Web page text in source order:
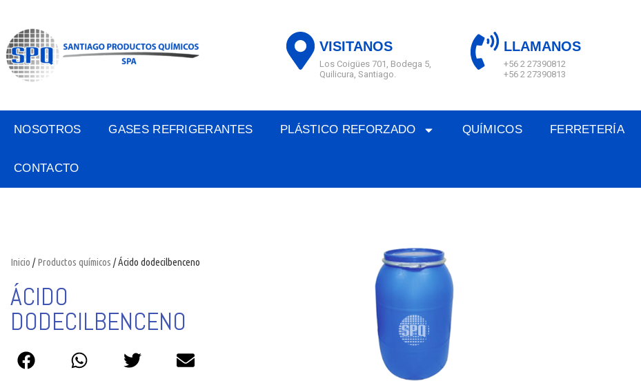
VISITANOS
Los Coigües 701, Bodega 5,
Quilicura, Santiago.
LLAMANOS
+56 2 27390812
+56 2 27390813
NOSOTROS GASES REFRIGERANTES PLÁSTICO REFORZADO QUÍMICOS FERRETERÍA
CONTACTO
Inicio /Productos químicos / Ácido dodecilbenceno
ÁCIDO
DODECILBENCENO